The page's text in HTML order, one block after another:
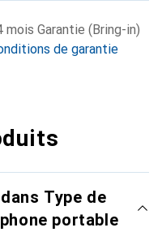
mois Garantie (Bring-in)
de garantie
Type de
portable